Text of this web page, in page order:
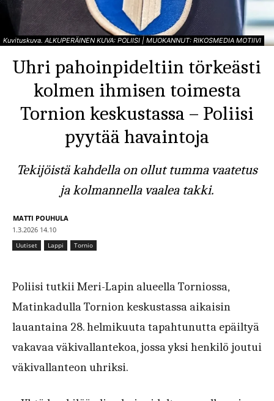
Kuvituskuva. ALKUPERÄINEN KUVA: POLIISI | MUOKANNUT: RIKOSMEDIA MOTIIVI
Uhri pahoinpideltiin törkeästi
kolmen ihmisen toimesta
Tornion keskustassa – Poliisi
pyytää havaintoja
Tekijöistä kahdella on ollut tumma vaatetus
ja kolmannella vaalea takki.
MATTI POUHULA
1.3.2026 14.10
Uutiset Lappi Tornio
Poliisi tutkii Meri-Lapin alueella Torniossa,
Matinkadulla Tornion keskustassa aikaisin
lauantaina 28. helmikuuta tapahtunutta epäiltyä
vakavaa väkivallantekoa, jossa yksi henkilö joutui
väkivallanteon uhriksi.